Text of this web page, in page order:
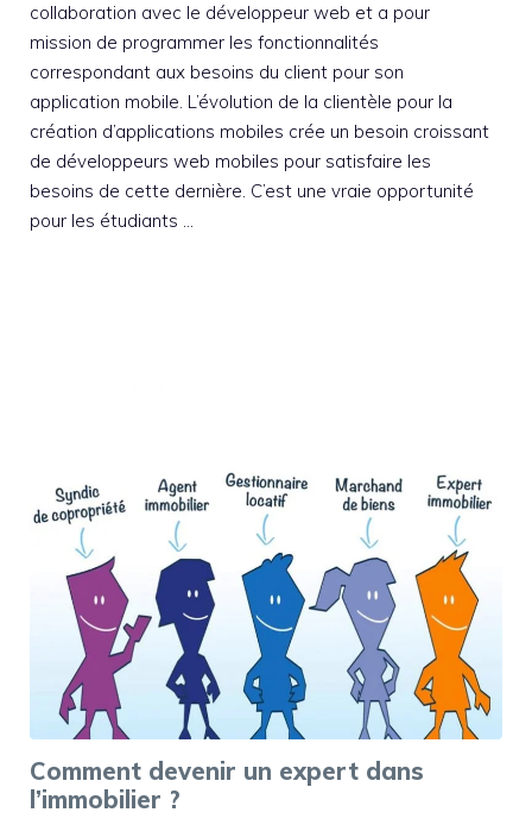
collaboration avec le développeur web et a pour
mission de programmer les fonctionnalités
correspondant aux besoins du client pour son
application mobile. L’évolution de la clientèle pour la
création d’applications mobiles crée un besoin croissant
de développeurs web mobiles pour satisfaire les
besoins de cette dernière. C’est une vraie opportunité
pour les étudiants …
Comment devenir un expert dans
l’immobilier ?